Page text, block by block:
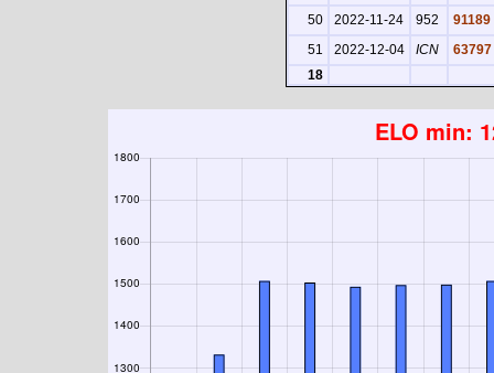
50
2022-11-24 952
91189
51
2022-12-04 ICN
63797
18